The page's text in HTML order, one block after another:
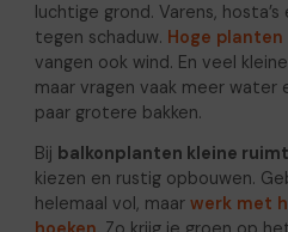
luchtige grond. Varens,
tegen schaduw. Hoge
vangen ook wind. En veel
maar vragen vaak meer water
paar grotere bakken.
Bij balkonplanten kleine
kiezen en rustig opbouwen.
helemaal vol, maar werk met